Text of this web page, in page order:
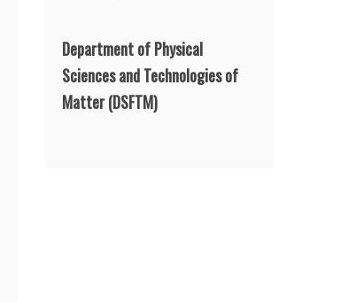
Department of Physical
Sciences and Technologies of
Matter(DSFTM)